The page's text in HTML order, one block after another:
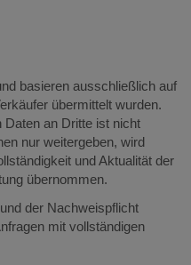
basieren ausschließlich auf
übermittelt wurden.
Daten an Dritte ist nicht
nur weitergeben, wird
und Aktualität der
übernommen.
der Nachweispflicht
mit vollständigen